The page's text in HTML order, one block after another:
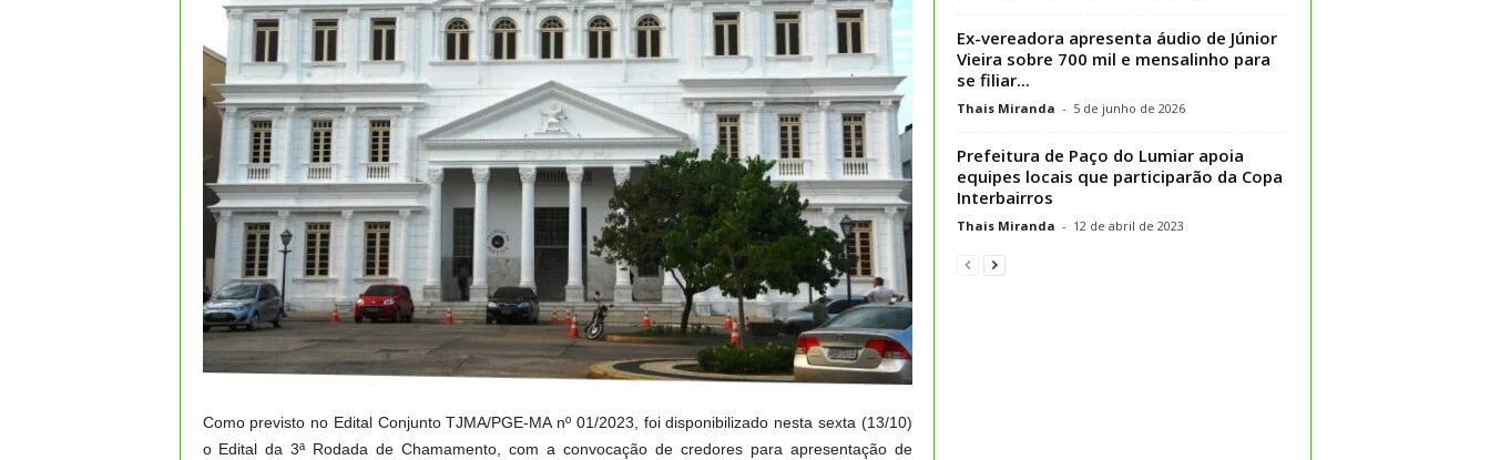
Como previsto no Edital Conjunto TJMA/PGE-MA nº 01/2023, foi disponibilizado nesta sexta (13/10)
o Edital da 3ª Rodada de Chamamento, com a convocação de credores para apresentação de
Ex-vereadora apresenta áudio de Júnior
Vieira sobre 700 mil e mensalinho para
se filiar...
Thais Miranda - 5 de junho de 2026
Prefeitura de Paço do Lumiar apoia
equipes locais que participarão da Copa
Interbairros
Thais Miranda - 12 de abril de 2023